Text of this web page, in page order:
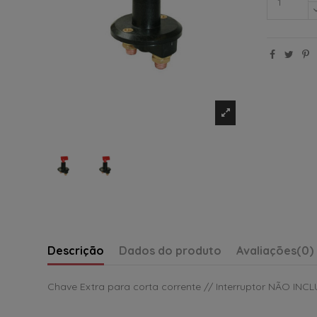
Descrição Dados do produto Avaliações(0)
Chave Extra para corta corrente // Interruptor NÃO